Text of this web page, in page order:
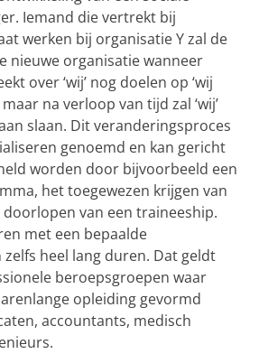
Iemand die vertrekt bij
werken bij organisatie Y zal de
nieuwe organisatie wanneer
over ‘wij’ nog doelen op ‘wij
na verloop van tijd zal ‘wij’
slaan. Dit veranderingsproces
genoemd en kan gericht
worden door bijvoorbeeld een
het toegewezen krijgen van
van een traineeship.
met een bepaalde
heel lang duren. Dat geldt
beroepsgroepen waar
opleiding gevormd
accountants, medisch